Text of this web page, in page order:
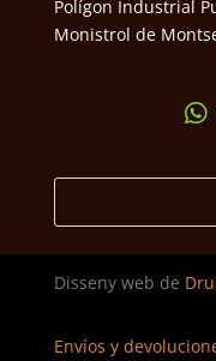
Polígon Industrial
Monistrol de
Disseny web de
Envíos y